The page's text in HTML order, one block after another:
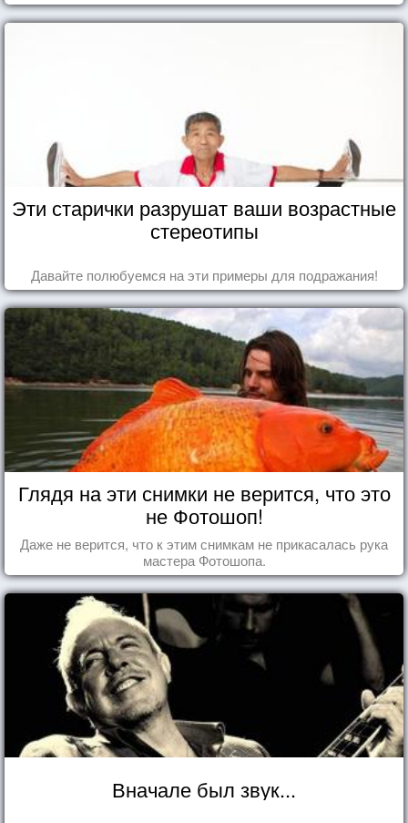
Эти старички разрушат ваши возрастные
стереотипы
Давайте полюбуемся на эти примеры для подражания!
Глядя на эти снимки не верится, что это
не Фотошоп!
Даже не верится, что к этим снимкам не прикасалась рука
мастера Фотошопа.
Вначале был звук...